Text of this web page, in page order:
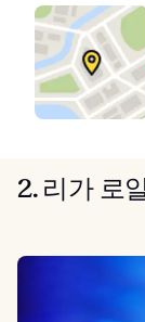
2. 리가 로